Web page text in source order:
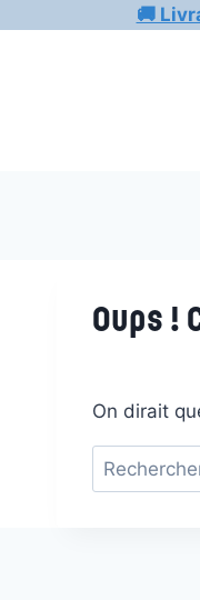
🚚
Oups !
On dirait
Rechercher :